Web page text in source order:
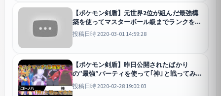
【ポケモン剣盾】元世界2位が組んだ最強構
築を使ってマスターボール級までランクを上
げる配信【喰い断ポケモン教室】
投稿日時 2020-03-01 14:59:28
【ポケモン剣盾】昨日公開されたばかり
の”最強”パーティを使って｢神｣と戦ってみ
た！【ポケットモンスター ソード・シール
ド/剣盾】
投稿日時 2020-02-28 19:00:03